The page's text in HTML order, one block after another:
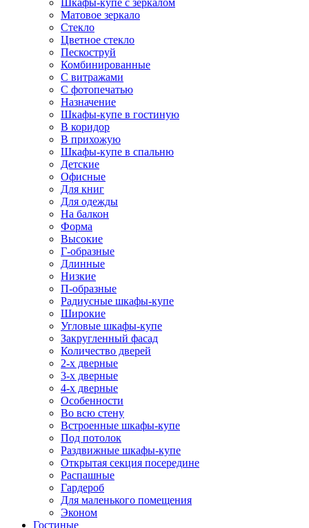
Шкафы-купе с зеркалом
Матовое зеркало
Стекло
Цветное стекло
Пескоструй
Комбинированные
С витражами
С фотопечатью
Назначение
Шкафы-купе в гостиную
В коридор
В прихожую
Шкафы-купе в спальню
Детские
Офисные
Для книг
Для одежды
На балкон
Форма
Высокие
Г-образные
Длинные
Низкие
П-образные
Радиусные шкафы-купе
Широкие
Угловые шкафы-купе
Закругленный фасад
Количество дверей
2-х дверные
3-х дверные
4-х дверные
Особенности
Во всю стену
Встроенные шкафы-купе
Под потолок
Раздвижные шкафы-купе
Открытая секция посередине
Распашные
Гардероб
Для маленького помещения
Эконом
Гостиные